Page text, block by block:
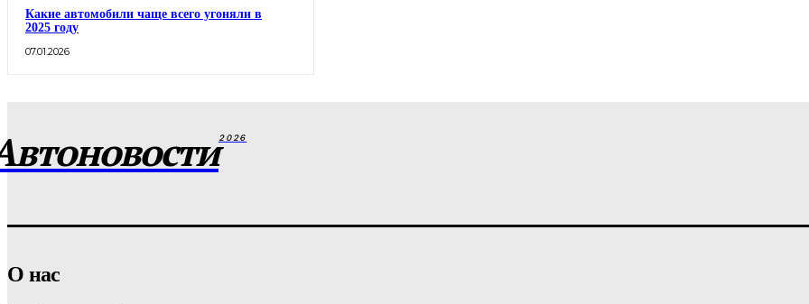
Какие автомобили чаще всего угоняли в
2025 году
07.01.2026
2026
О нас